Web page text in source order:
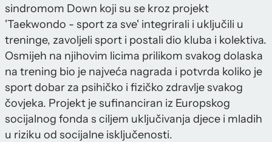
sindromom Down koji su se kroz projekt
'Taekwondo - sport za sve' integrirali i uključili u
treninge, zavoljeli sport i postali dio kluba i kolektiva.
Osmijeh na njihovim licima prilikom svakog dolaska
na trening bio je najveća nagrada i potvrda koliko je
sport dobar za psihičko i fizičko zdravlje svakog
čovjeka. Projekt je sufinanciran iz Europskog
socijalnog fonda s ciljem uključivanja djece i mladih
u riziku od socijalne isključenosti.